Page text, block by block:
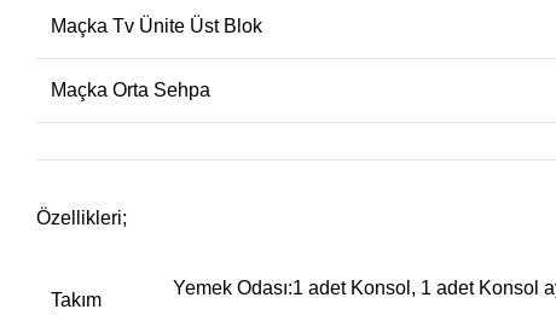
Maçka Tv Ünite Üst Blok
Maçka Orta Sehpa
Özellikleri;
Takım
Yemek Odası:1 adet Konsol, 1 adet Konsol